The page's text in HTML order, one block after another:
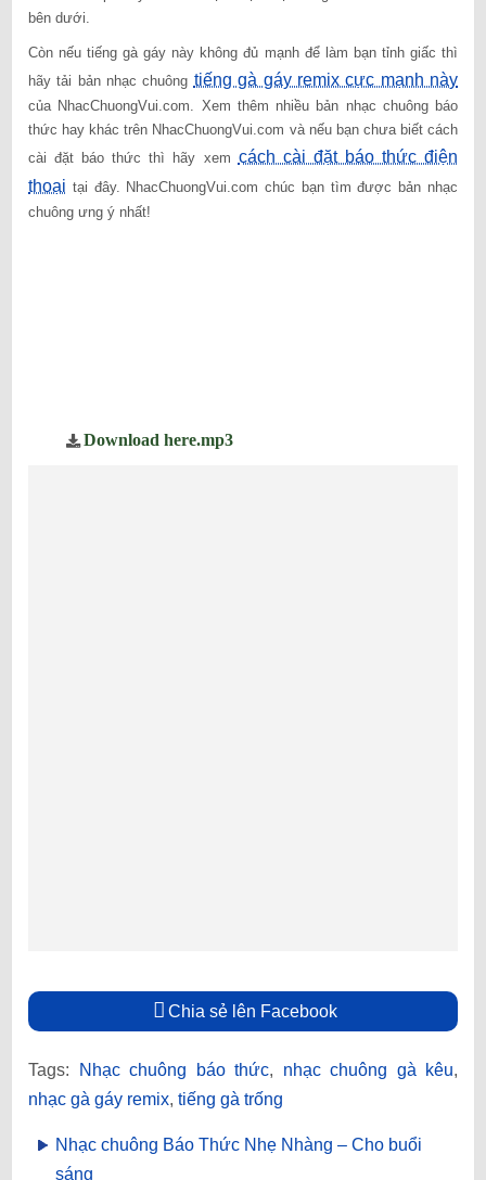
bên dưới.
Còn nếu tiếng gà gáy này không đủ mạnh để làm bạn tỉnh giấc thì
hãy tải bản nhạc chuông tiếng gà gáy remix cực mạnh này
của NhacChuongVui.com. Xem thêm nhiều bản nhạc chuông báo
thức hay khác trên NhacChuongVui.com và nếu bạn chưa biết cách
cài đặt báo thức thì hãy xem cách cài đặt báo thức điện
thoại tại đây. NhacChuongVui.com chúc bạn tìm được bản nhạc
chuông ưng ý nhất!
Download here.mp3
Chia sẻ lên Facebook
Tags: Nhạc chuông báo thức, nhạc chuông gà kêu,
nhạc gà gáy remix, tiếng gà trống
Nhạc chuông Báo Thức Nhẹ Nhàng – Cho buổi
sáng